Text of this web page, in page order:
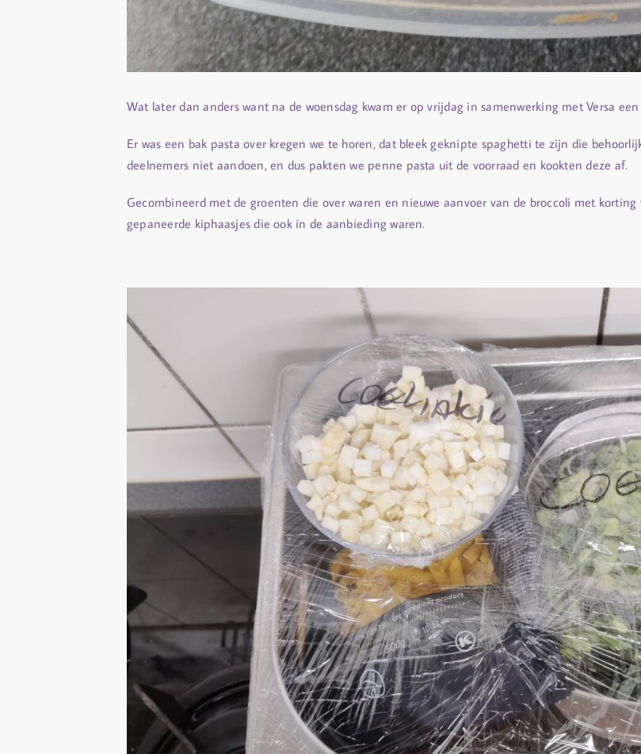
Wat later dan anders want na de woensdag kwam er op vrijdag in samenwerking met Versa
Er was een bak pasta over kregen we te horen, dat bleek geknipte spaghetti te zijn die
deelnemers niet aandoen, en dus pakten we penne pasta uit de voorraad en kookten deze af.
Gecombineerd met de groenten die over waren en nieuwe aanvoer van de broccoli met
gepaneerde kiphaasjes die ook in de aanbieding waren.